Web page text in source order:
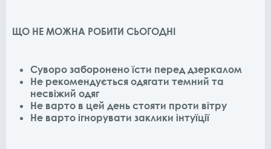
ЩО НЕ МОЖНА РОБИТИ СЬОГОДНІ
Суворо заборонено їсти перед дзеркалом
Не рекомендується одягати темний та
несвіжий одяг
Не варто в цей день стояти проти вітру
Не варто ігнорувати заклики інтуїції